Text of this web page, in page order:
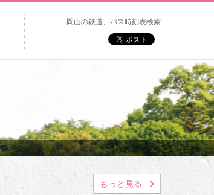
岡山の鉄道、バス時刻表検索
もっと見る